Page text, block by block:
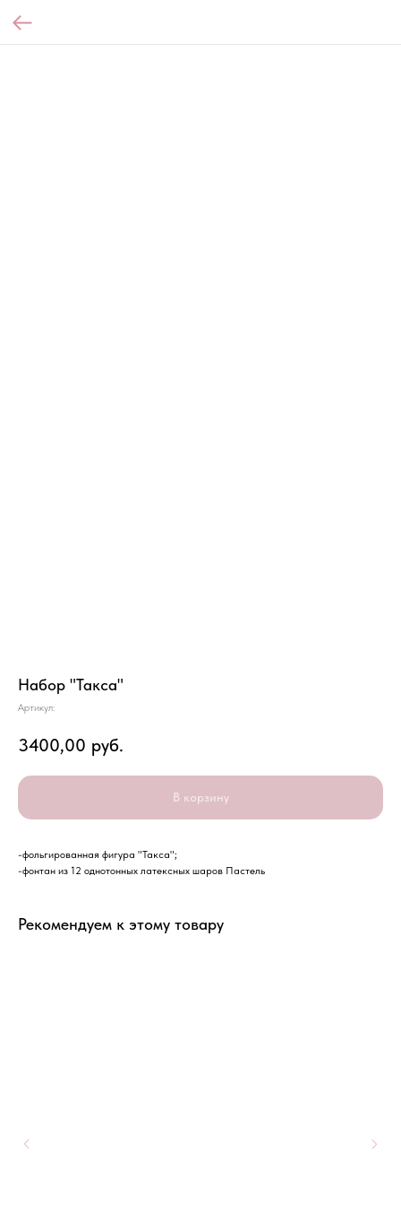
Набор "Такса"
Артикул:
3400,00 руб.
В корзину
-фольгированная фигура "Такса";
-фонтан из 12 однотонных латексных шаров Пастель
Рекомендуем к этому товару